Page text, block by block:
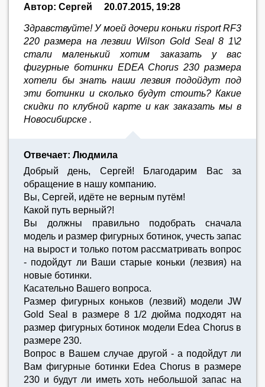
Автор: Сергей
20.07.2015, 19:28
Здравствуйте! У моей дочери коньки risport RF3
220 размера на лезвии Wilson Gold Seal 8 1\2
стали маленький хотим заказать у вас
фигурные ботинки EDEA Chorus 230 размера
хотели бы знать наши лезвия подойдут под
эти ботинки и сколько будут стоить? Какие
скидки по клубной карте и как заказать мы в
Новосибирске .
Отвечает: Людмила
Добрый день, Сергей! Благодарим Вас за
обращение в нашу компанию.
Вы, Сергей, идёте не верным путём!
Какой путь верный?!
Вы должны правильно подобрать сначала
модель и размер фигурных ботинок, учесть запас
на вырост и только потом рассматривать вопрос
- подойдут ли Ваши старые коньки (лезвия) на
новые ботинки.
Касательно Вашего вопроса.
Размер фигурных коньков (лезвий) модели JW
Gold Seal в размере 8 1/2 дюйма подходят на
размер фигурных ботинок модели Edea Chorus в
размере 230.
Вопрос в Вашем случае другой - а подойдут ли
Вам фигурные ботинки Edea Chorus в размере
230 и будут ли иметь хоть небольшой запас на